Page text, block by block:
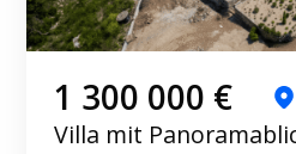
1 300 000 €
Villa mit